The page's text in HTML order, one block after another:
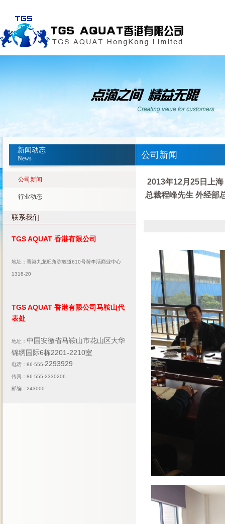
新闻动态
News
公司新闻
行业动态
联系我们
TGS AQUAT 香港有限公司
地址：香港九龙旺角弥敦道610号荷李活商业中心
1318-20
TGS AQUAT 香港有限公司马鞍山代
表处
地址： 中国安徽省马鞍山市花山区大华
锦绣国际6栋2201-2210室
电话：86-555-2293929
传真：86-555-2330206
邮编：243000
公司新闻
2013年12月25日上
总裁程峰先生 外经部